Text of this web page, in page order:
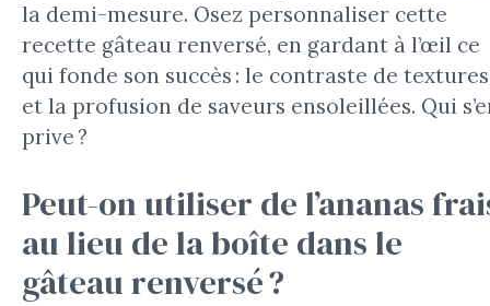
la demi-mesure. Osez personnaliser cette
recette gâteau renversé, en gardant à l’œil ce
qui fonde son succès : le contraste de textures
et la profusion de saveurs ensoleillées. Qui
prive ?
Peut-on utiliser de l’ananas
au lieu de la boîte dans le
gâteau renversé ?